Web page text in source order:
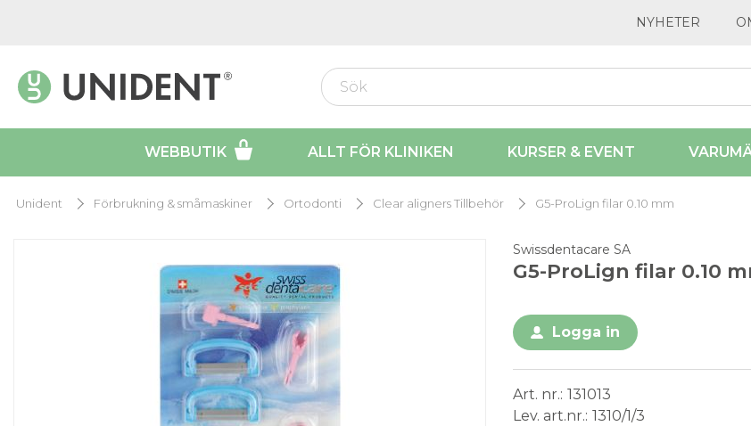
NYHETER
WEBBUTIK ALLT FÖR KLINIKEN KURSER & EVENT
Unident Förbrukning & småmaskiner Ortodonti Clear aligners Tillbehör G5-ProLign filar 0.10 mm
Swissdentacare SA
G5-ProLign filar 0.10
Logga in
Art. nr. 131013
Lev. art.nr. 1310/1/3